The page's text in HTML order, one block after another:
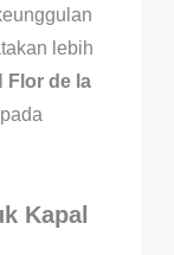
lebih
Flor de la
Kapal